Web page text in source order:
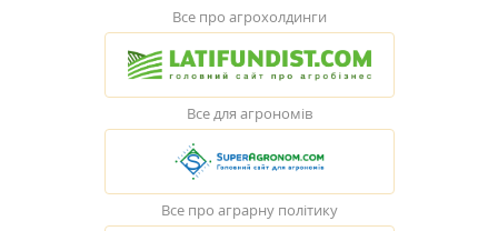
Все про агрохолдинги
Все для агрономів
Все про аграрну політику